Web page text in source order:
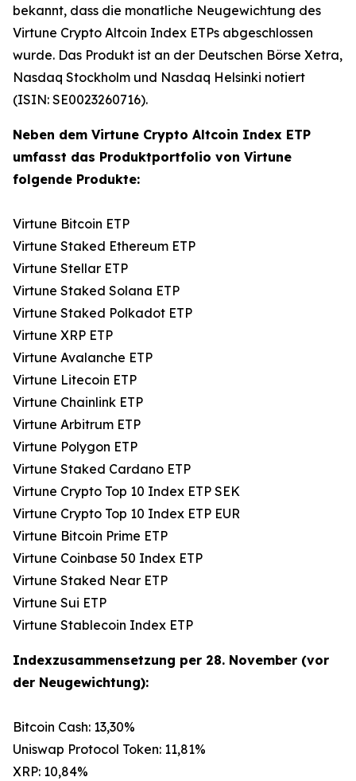
bekannt, dass die monatliche Neugewichtung des
Virtune Crypto Altcoin Index ETPs abgeschlossen
wurde. Das Produkt ist an der Deutschen Börse Xetra,
Nasdaq Stockholm und Nasdaq Helsinki notiert
(ISIN: SE0023260716).
Neben dem Virtune Crypto Altcoin Index ETP
umfasst das Produktportfolio von Virtune
folgende Produkte:
Virtune Bitcoin ETP
Virtune Staked Ethereum ETP
Virtune Stellar ETP
Virtune Staked Solana ETP
Virtune Staked Polkadot ETP
Virtune XRP ETP
Virtune Avalanche ETP
Virtune Litecoin ETP
Virtune Chainlink ETP
Virtune Arbitrum ETP
Virtune Polygon ETP
Virtune Staked Cardano ETP
Virtune Crypto Top 10 Index ETP SEK
Virtune Crypto Top 10 Index ETP EUR
Virtune Bitcoin Prime ETP
Virtune Coinbase 50 Index ETP
Virtune Staked Near ETP
Virtune Sui ETP
Virtune Stablecoin Index ETP
Indexzusammensetzung per 28. November (vor
der Neugewichtung):
Bitcoin Cash: 13,30%
Uniswap Protocol Token: 11,81%
XRP: 10,84%